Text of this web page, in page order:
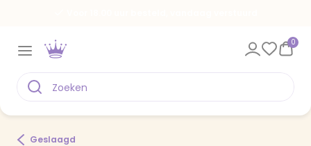
0
Geslaagd